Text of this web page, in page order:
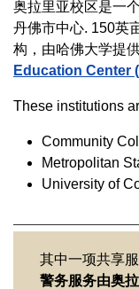
奥拉里亚校区是一
丹佛市中心. 150英
构，由哈佛大学提
Education Center
These institutions
Community
Metropolitan
University of
其中一项共享
警务服务由奥